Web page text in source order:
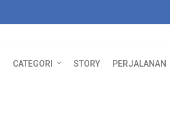
CATEGORI STORY PERJALANAN